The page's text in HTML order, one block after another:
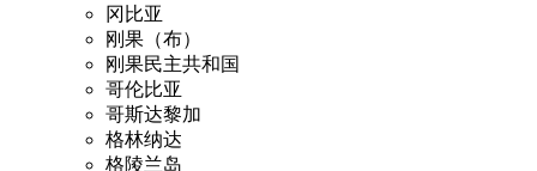
冈比亚
刚果（布）
刚果民主共和国
哥伦比亚
哥斯达黎加
格林纳达
格陵兰岛